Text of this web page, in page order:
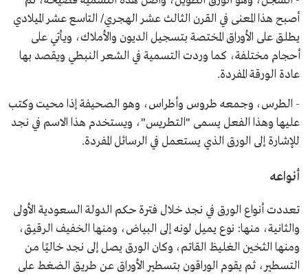
أصبح هذا المعنى في القرن الثالث عشر الهجري/ التاسع عشر الميلادي
يطلق على الأوراق المختصة بتسجيل الديون والأملاك، ويأتي على
أحجام مختلفة، كما وردت التسمية في الشعر النبطي ويقصد بها
عادة الورقة المفردة.
- الطرس، وجمعه طروس وأطراس، وهو الصحيفة إذا محيت وكتب
عليها وهذا الفعل يسمى "التطريس"، ويستخدم هذا الاسم في نجد
للإشارة إلى الورق الذي يستعمل في الرسائل المفردة.
أنواعه
تعددت أنواع الورق في نجد خلال فترة حكم الدولة السعودية الأولى
والثانية، منها: نوع يميل لونه إلى البياض، ومنها الخفيف الرقيق،
ومنها الثخين الغليظ القاتم، وكان الورق يصل إلى نجد خاليًا من
التسطير، ثم يقوم الوراقون بتسطير الأوراق عن طريق الضغط على